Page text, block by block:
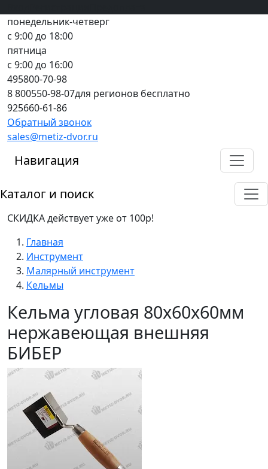
понедельник-четверг
с 9:00 до 18:00
пятница
с 9:00 до 16:00
495800-70-98
8 800550-98-07для регионов бесплатно
925660-61-86
Обратный звонок
sales@metiz-dvor.ru
Навигация
Каталог и поиск
СКИДКА действует уже от 100р!
Главная
Инструмент
Малярный инструмент
Кельмы
Кельма угловая 80х60х60мм
нержавеющая внешняя
БИБЕР